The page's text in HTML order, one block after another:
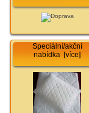
Speciální/akční
nabídka [více]